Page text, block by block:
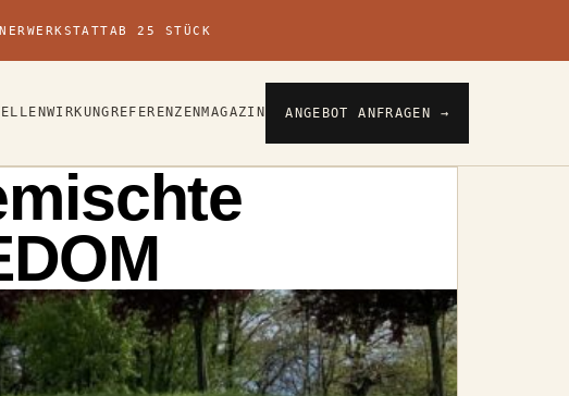
AB 25 STÜCK
WIRKUNG REFERENZEN MAGAZIN ANGEBOT ANFRAGEN →